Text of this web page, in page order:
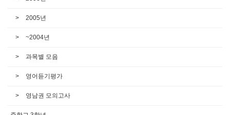
2005년
~2004년
과목별 모음
영어듣기평가
영남권 모의고사